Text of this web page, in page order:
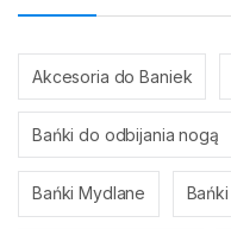
Akcesoria do Baniek
Bańki do odbijania nogą
Bańki Mydlane